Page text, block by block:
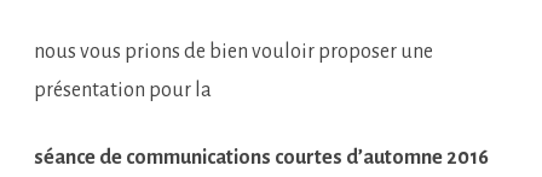
nous vous prions de bien vouloir proposer une
présentation pour la
séance de communications courtes d’automne 2016